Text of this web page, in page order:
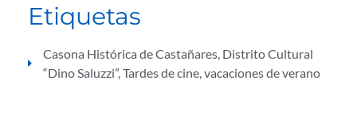
Etiquetas
Casona Histórica de Castañares Distrito Cultural
“Dino Saluzzi”, Tardes de cine vacaciones de verano